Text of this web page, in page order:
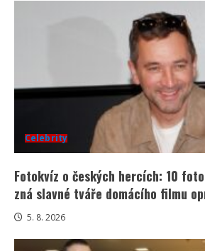
Celebrity
Fotokvíz o českých hercích: 10
zná slavné tváře domácího filmu
5. 8. 2026